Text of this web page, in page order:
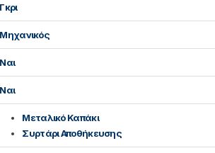
Γκρι
Μηχανικός
Ναι
Ναι
Μεταλικό Καπάκι
Συρτάρι Αποθήκευσης